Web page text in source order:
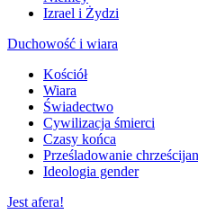
Izrael i Żydzi
Duchowość i wiara
Kościół
Wiara
Świadectwo
Cywilizacja śmierci
Czasy końca
Prześladowanie chrześcijan
Ideologia gender
Jest afera!